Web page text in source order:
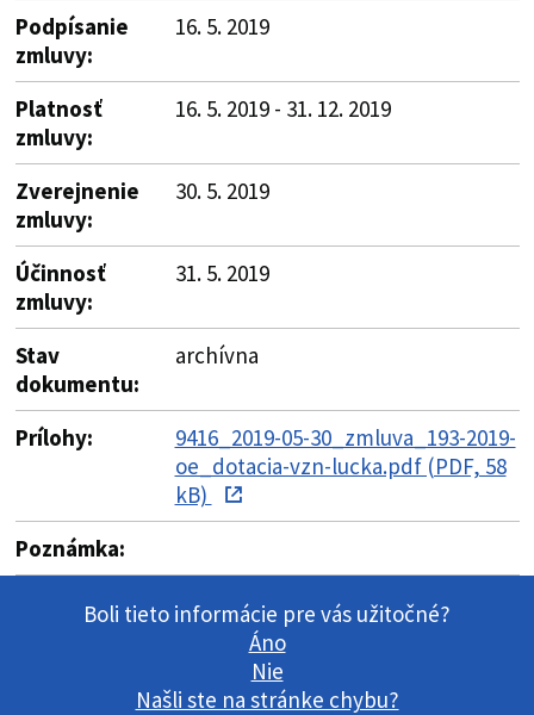
Podpísanie
zmluvy:
16. 5. 2019
Platnosť
zmluvy:
16. 5. 2019 - 31. 12. 2019
Zverejnenie
zmluvy:
30. 5. 2019
Účinnosť
zmluvy:
31. 5. 2019
Stav
dokumentu:
archívna
Prílohy:
9416_2019-05-30_zmluva_193-2019-
oe_dotacia-vzn-lucka.pdf (PDF, 58
kB)
Poznámka:
Boli tieto informácie pre vás užitočné?
Áno
Nie
Našli ste na stránke chybu?